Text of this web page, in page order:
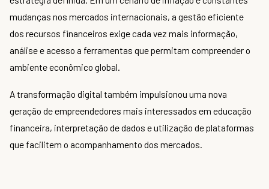
mudanças nos mercados internacionais, a gestão eficiente
dos recursos financeiros exige cada vez mais informação,
análise e acesso a ferramentas que permitam compreender o
ambiente econômico global.
A transformação digital também impulsionou uma nova
geração de empreendedores mais interessados em educação
financeira, interpretação de dados e utilização de plataformas
que facilitem o acompanhamento dos mercados.